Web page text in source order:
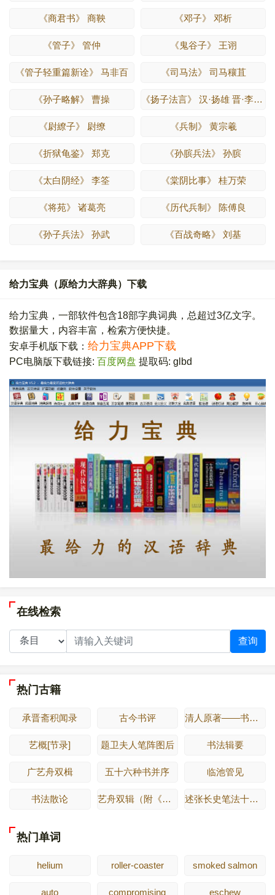
《商君书》 商鞅 《邓子》 邓析
《管子》 管仲 《鬼谷子》 王诩
《管子轻重篇新诠》 马非百 《司马法》 司马穰苴
《孙子略解》 曹操 《扬子法言》 汉·扬雄 晋·李轨 注
《尉繚子》 尉缭 《兵制》 黄宗羲
《折狱龟鉴》 郑克 《孙膑兵法》 孙膑
《太白阴经》 李筌 《棠阴比事》 桂万荣
《将苑》 诸葛亮 《历代兵制》 陈傅良
《孙子兵法》 孙武 《百战奇略》 刘基
给力宝典（原给力大辞典）下载
给力宝典，一部软件包含18部字典词典，总超过3亿文字。
数据量大，内容丰富，检索方便快捷。
安卓手机版下载： 给力宝典APP下载
PC电脑版下载链接: 百度网盘 提取码: glbd
在线检索
查询
热门古籍
承晋斋积闻录 古今书评 清人原著——书法秘诀
艺概[节录] 题卫夫人笔阵图后 书法辑要
广艺舟双楫 五十六种书并序 临池管见
书法散论 艺舟双辑（附《十七帖》疏证） 述张长史笔法十二意
热门单词
helium roller-coaster smoked salmon
auto compromising eschew